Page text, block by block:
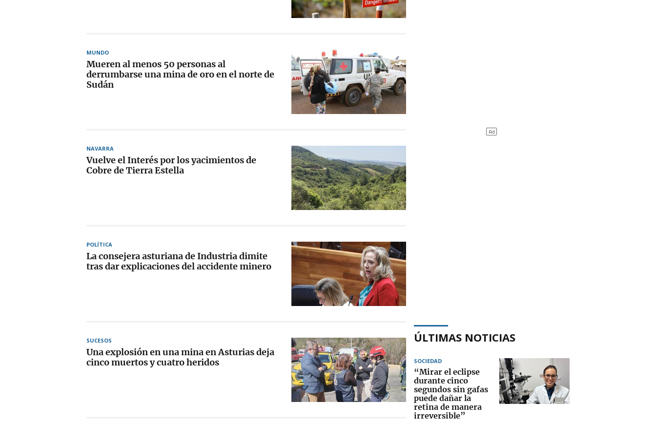
MUNDO
Mueren al menos 50 personas al
derrumbarse una mina de oro en el norte de
Sudán
NAVARRA
Vuelve el Interés por los yacimientos de
Cobre de Tierra Estella
POLÍTICA
La consejera asturiana de Industria dimite
tras dar explicaciones del accidente minero
SUCESOS
Una explosión en una mina en Asturias deja
cinco muertos y cuatro heridos
ÚLTIMAS NOTICIAS
SOCIEDAD
“Mirar el eclipse
durante cinco
segundos sin gafas
puede dañar la
retina de manera
irreversible”